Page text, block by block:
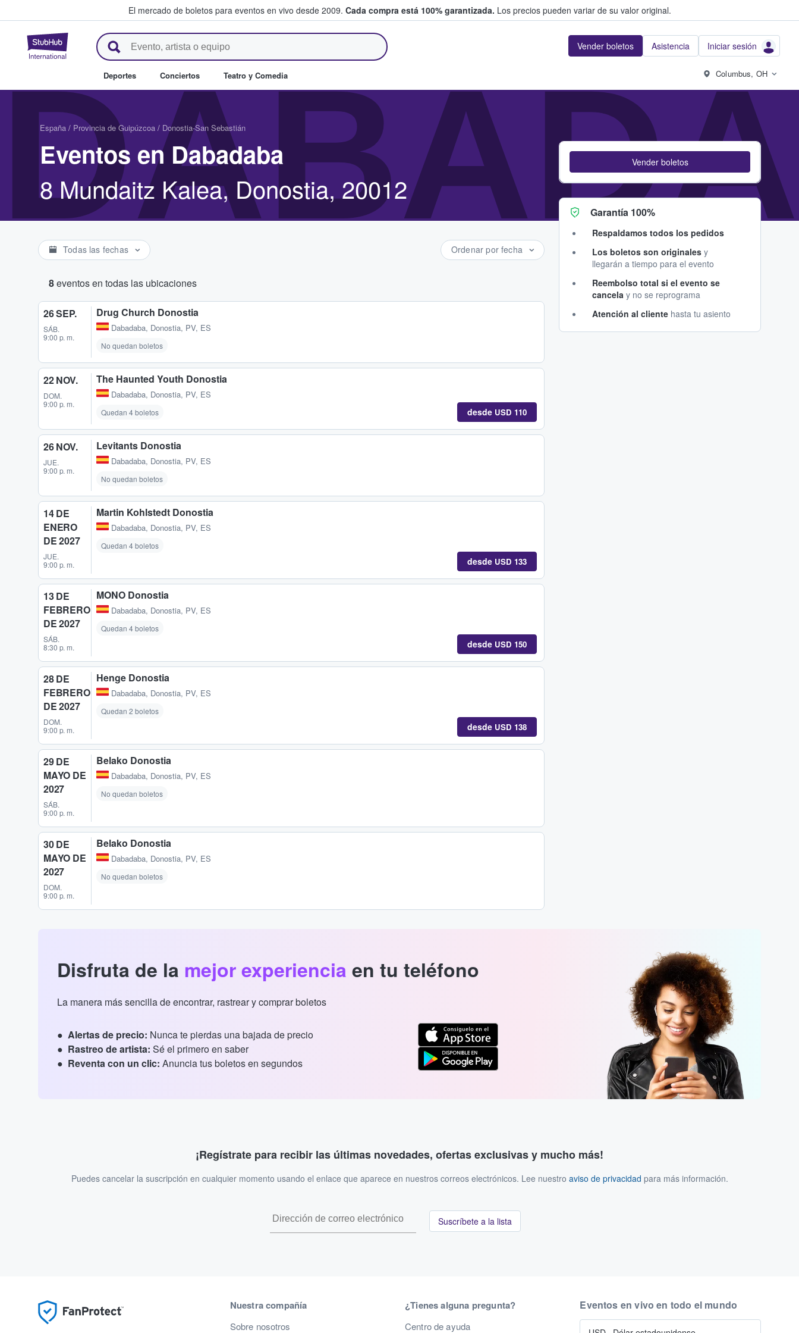
El mercado de boletos para eventos en vivo desde 2009. Cada compra está 100% garantizada. Los precios pueden variar de su valor original.
StubHub: donde los fans compran y venden boletos Vender boletos Asistencia Iniciar sesión
Deportes Conciertos Teatro y Comedia Columbus, OH
España / Provincia de Guipúzcoa / Donostia-San Sebastián
Eventos en Dabadaba
8 Mundaitz Kalea, Donostia, 20012
Todas las fechas Ordenar por fecha
8eventos en todas las ubicaciones
26 SEP.
SÁB.
9:00 p. m.
Drug Church Donostia
Dabadaba, Donostia, PV, ES
No quedan boletos
22 NOV.
DOM.
9:00 p. m.
The Haunted Youth Donostia
Dabadaba, Donostia, PV, ES
Quedan 4 boletos desde USD 110
26 NOV.
JUE.
9:00 p. m.
Levitants Donostia
Dabadaba, Donostia, PV, ES
No quedan boletos
14 DE
ENERO
DE 2027
JUE.
9:00 p. m.
Martin Kohlstedt Donostia
Dabadaba, Donostia, PV, ES
Quedan 4 boletos
desde USD 133
13 DE
FEBRERO
DE 2027
SÁB.
8:30 p. m.
MONO Donostia
Dabadaba, Donostia, PV, ES
Quedan 4 boletos
desde USD 150
28 DE
FEBRERO
DE 2027
DOM.
9:00 p. m.
Henge Donostia
Dabadaba, Donostia, PV, ES
Quedan 2 boletos
desde USD 138
29 DE
MAYO DE
2027
SÁB.
9:00 p. m.
Belako Donostia
Dabadaba, Donostia, PV, ES
No quedan boletos
30 DE
MAYO DE
2027
DOM.
9:00 p. m.
Belako Donostia
Dabadaba, Donostia, PV, ES
No quedan boletos
Vender boletos
Garantía 100%
Respaldamos todos los pedidos
Los boletos son originales y
llegarán a tiempo para el evento
Reembolso total si el evento se
cancela y no se reprograma
Atención al cliente hasta tu asiento
Disfruta de la mejor experiencia en tu teléfono
La manera más sencilla de encontrar, rastrear y comprar boletos
Alertas de precio: Nunca te pierdas una bajada de precio
Rastreo de artista: Sé el primero en saber
Reventa con un clic: Anuncia tus boletos en segundos
¡Regístrate para recibir las últimas novedades, ofertas exclusivas y mucho más!
Puedes cancelar la suscripción en cualquier momento usando el enlace que aparece en nuestros correos electrónicos. Lee nuestro aviso de privacidad para más información.
Suscríbete a la lista
Nuestra compañía
Sobre nosotros
¿Tienes alguna pregunta?
Centro de ayuda
Eventos en vivo en todo el mundo